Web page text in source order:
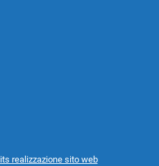
realizzazione sito web